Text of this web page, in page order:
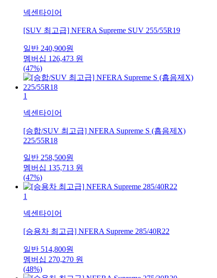
넥센타이어
[SUV 최고급] NFERA Supreme SUV 255/55R19
일반 240,900원
멤버십 126,473 원
(47%)
1
넥센타이어
[승합/SUV 최고급] NFERA Supreme S (흡음제X)
225/55R18
일반 258,500원
멤버십 135,713 원
(47%)
1
넥센타이어
[승용차 최고급] NFERA Supreme 285/40R22
일반 514,800원
멤버십 270,270 원
(48%)